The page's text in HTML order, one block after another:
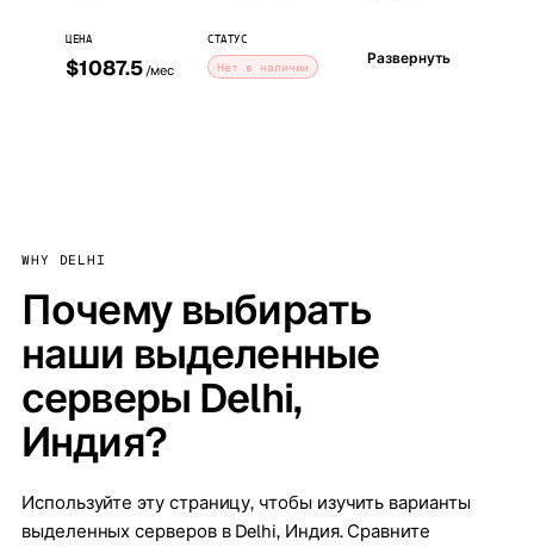
ЦЕНА
$1087.5 /мес
СТАТУС
Нет в наличии Развернуть
WHY DELHI
Почему выбирать
наши выделенные
серверы Delhi,
Индия?
Используйте эту страницу, чтобы изучить варианты
выделенных серверов в Delhi, Индия. Сравните